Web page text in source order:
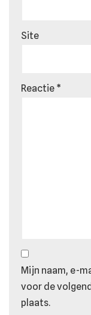
Site
Reactie *
Mijn naam, e-
voor de
plaats.